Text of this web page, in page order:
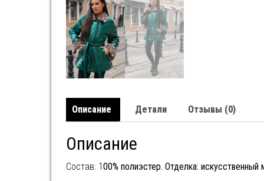
Описание Детали Отзывы (0)
Описание
Состав: 1 00% полиэстер. Отделка: искусственный